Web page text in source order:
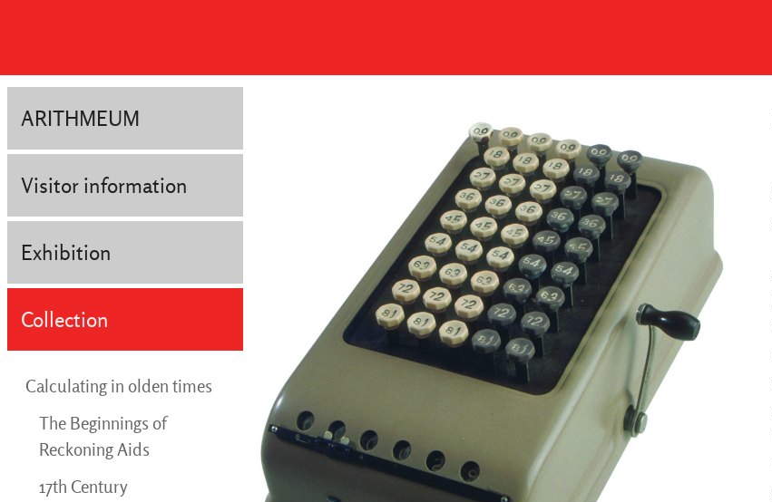
ARITHMEUM
Visitor information
Exhibition
Collection
Calculating in olden times
The Beginnings of
Reckoning Aids
17th Century